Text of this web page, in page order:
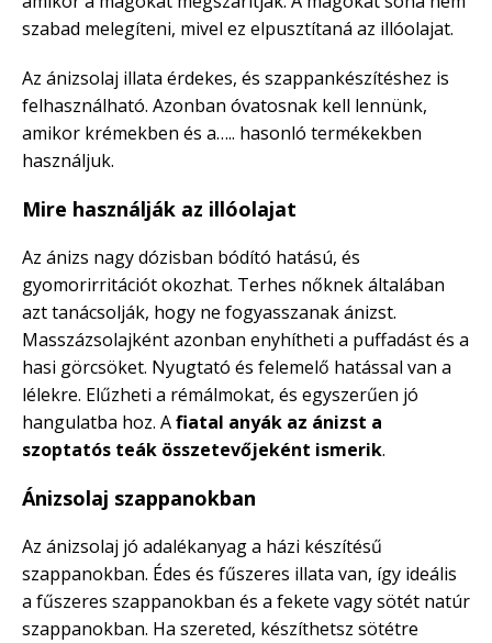
szabad melegíteni, mivel ez elpusztítaná az illóolajat.
Az ánizsolaj illata érdekes, és szappankészítéshez is
felhasználható. Azonban óvatosnak kell lennünk,
amikor krémekben és a….. hasonló termékekben
használjuk.
Mire használják az illóolajat
Az ánizs nagy dózisban bódító hatású, és
gyomorirritációt okozhat. Terhes nőknek általában
azt tanácsolják, hogy ne fogyasszanak ánizst.
Masszázsolajként azonban enyhítheti a puffadást és a
hasi görcsöket. Nyugtató és felemelő hatással van a
lélekre. Elűzheti a rémálmokat, és egyszerűen jó
hangulatba hoz. Afiatal anyák az ánizst a
szoptatós teák összetevőjeként ismerik.
Ánizsolaj szappanokban
Az ánizsolaj jó adalékanyag a házi készítésű
szappanokban. Édes és fűszeres illata van, így ideális
a fűszeres szappanokban és a fekete vagy sötét natúr
szappanokban. Ha szereted, készíthetsz sötétre